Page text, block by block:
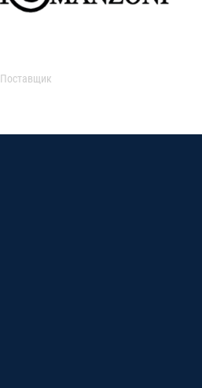
Поставщик